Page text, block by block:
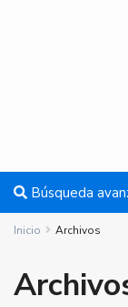
Búsqueda
Inicio Archivos